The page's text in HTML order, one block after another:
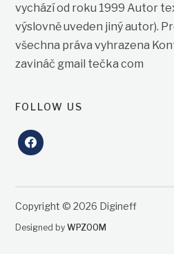
vychází od roku 1999 Autor
výslovně uveden jiný autor).
všechna práva vyhrazena
zavináč gmail tečka com
FOLLOW US
facebook
Copyright © 2026 Digineff
Designed byWPZOOM